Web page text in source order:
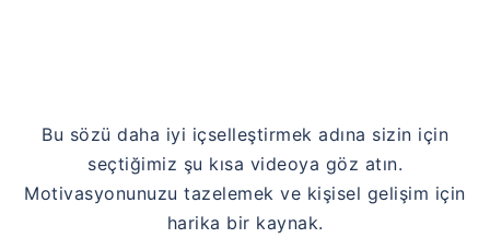
Bu sözü daha iyi içselleştirmek adına sizin için
seçtiğimiz şu kısa videoya göz atın.
Motivasyonunuzu tazelemek ve kişisel gelişim için
harika bir kaynak.